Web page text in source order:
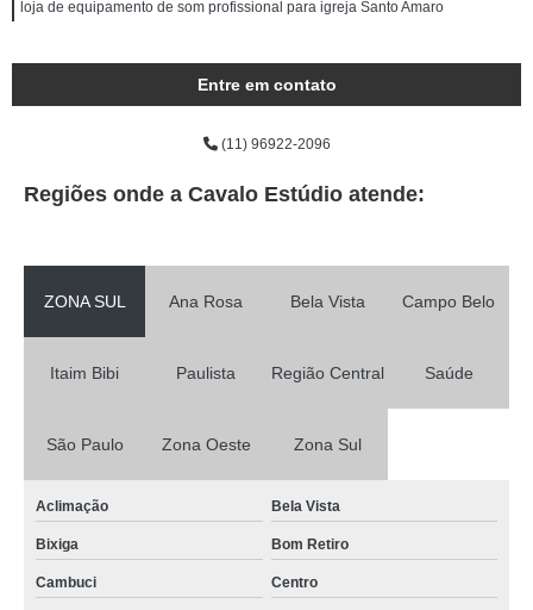
loja de equipamento de som profissional para igreja Santo Amaro
Entre em contato
(11) 96922-2096
Regiões onde a Cavalo Estúdio atende:
ZONA SUL Ana Rosa Bela Vista Campo Belo
Itaim Bibi Paulista Região Central Saúde
São Paulo Zona Oeste Zona Sul
Aclimação Bela Vista
Bixiga Bom Retiro
Cambuci Centro